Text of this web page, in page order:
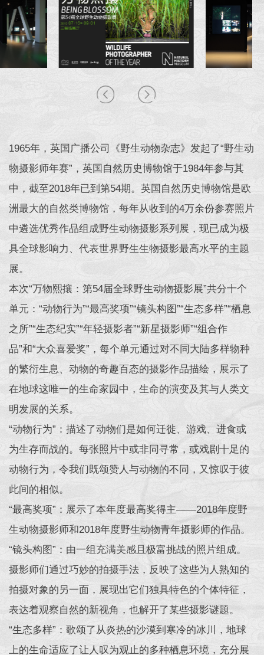
1965年，英国广播公司《野生动物杂志》发起了“野生动
物摄影师年赛”，英国自然历史博物馆于1984年参与其
中，截至2018年已到第54期。英国自然历史博物馆是欧
洲最大的自然类博物馆，每年从收到的4万余份参赛照片
中遴选优秀作品组成野生动物摄影系列展，现已成为极
具全球影响力、代表世界野生生物摄影最高水平的主题
展。
本次“万物熙攘：第54届全球野生动物摄影展”共分十个
单元：“动物行为”“最高奖项”“镜头构图”“生态多样”“栖息
之所”“生态纪实”“年轻摄影者”“新星摄影师”“组合作
品”和“大众喜爱奖”，每个单元通过对不同大陆多样物种
的繁衍生息、动物的奇趣百态的摄影作品描绘，展示了
在地球这唯一的生命家园中，生命的演变及其与人类文
明发展的关系。
“动物行为”：描述了动物们是如何迁徙、游戏、进食或
为生存而战的。每张照片中或非同寻常，或戏剧十足的
动物行为，令我们既颂赞人与动物的不同，又惊叹于彼
此间的相似。
“最高奖项”：展示了本年度最高奖得主——2018年度野
生动物摄影师和2018年度野生动物青年摄影师的作品。
“镜头构图”：由一组充满美感且极富挑战的照片组成。
摄影师们通过巧妙的拍摄手法，反映了这些为人熟知的
拍摄对象的另一面，展现出它们独具特色的个体特征，
表达着观察自然的新视角，也解开了某些摄影谜题。
“生态多样”：歌颂了从炎热的沙漠到寒冷的冰川，地球
上的生命适应了让人叹为观止的多种栖息环境，充分展